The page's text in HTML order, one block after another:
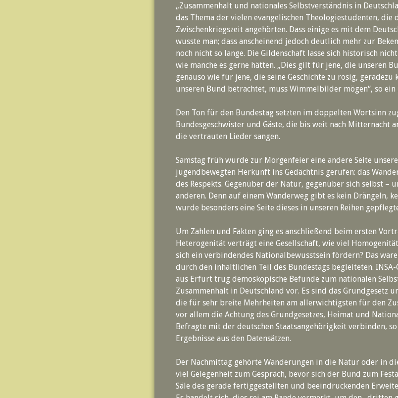
„Zusammenhalt und nationales Selbstverständnis in
das Thema der vielen evangelischen Theologiestudenten, die
Zwischenkriegszeit angehörten. Dass einige es mit dem
wusste man; dass anscheinend jedoch deutlich mehr zur
noch nicht so lange. Die Gildenschaft lasse sich historisch
wie manche es gerne hätten. „Dies gilt für jene, die unseren
genauso wie für jene, die seine Geschichte zu rosig, geradezu
unseren Bund betrachtet, muss Wimmelbilder mögen“, so
Den Ton für den Bundestag setzten im doppelten Wortsinn
Bundesgeschwister und Gäste, die bis weit nach Mitternacht
die vertrauten Lieder sangen.
Samstag früh wurde zur Morgenfeier eine andere Seite
jugendbewegten Herkunft ins Gedächtnis gerufen: das
des Respekts. Gegenüber der Natur, gegenüber sich selbst –
anderen. Denn auf einem Wanderweg gibt es kein Drängeln,
wurde besonders eine Seite dieses in unseren Reihen
Um Zahlen und Fakten ging es anschließend beim ersten
Heterogenität verträgt eine Gesellschaft, wie viel
sich ein verbindendes Nationalbewusstsein fördern? Das
durch den inhaltlichen Teil des Bundestags begleiteten.
aus Erfurt trug demoskopische Befunde zum nationalen
Zusammenhalt in Deutschland vor. Es sind das Grundgesetz
die für sehr breite Mehrheiten am allerwichtigsten für den
vor allem die Achtung des Grundgesetzes, Heimat und
Befragte mit der deutschen Staatsangehörigkeit verbinden,
Ergebnisse aus den Datensätzen.
Der Nachmittag gehörte Wanderungen in die Natur oder in
viel Gelegenheit zum Gespräch, bevor sich der Bund zum
Säle des gerade fertiggestellten und beeindruckenden